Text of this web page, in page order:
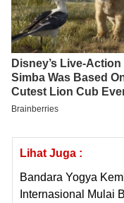
Lihat Juga :
Bandara Yogya
Internasional Mulai